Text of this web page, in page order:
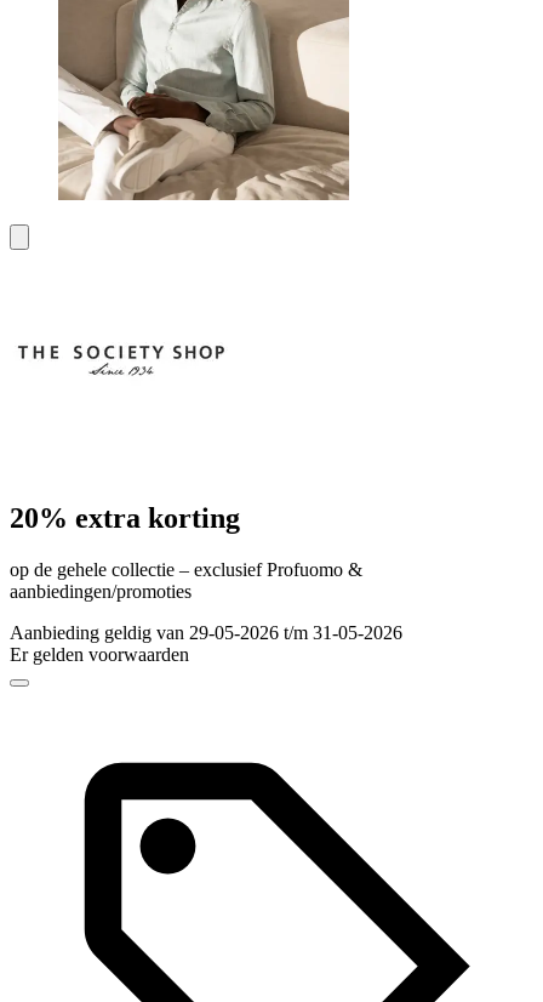
20% extra korting
op de gehele collectie – exclusief Profuomo &
aanbiedingen/promoties
Aanbieding geldig van 29-05-2026 t/m 31-05-2026
Er gelden voorwaarden